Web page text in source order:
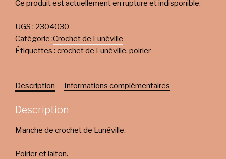
Ce produit est actuellement en rupture et indisponible.
UGS : 2304030
Catégorie :Crochet de Lunéville
Étiquettes : crochet de Lunéville, poirier
Description Informations complémentaires
Description
Manche de crochet de Lunéville.
Poirier et laiton.